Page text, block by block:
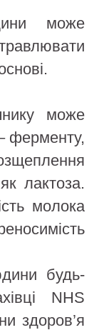
може
може
ферменту,
лактоза.
молока
будь-
NHS
здоров’я